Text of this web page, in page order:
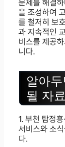
문제를 해결
을 조성하여
를 철저히 보
과 지속적인
비스를 제공
니다.
알아
될 자
1. 부천 탐정
서비스와 소
다.